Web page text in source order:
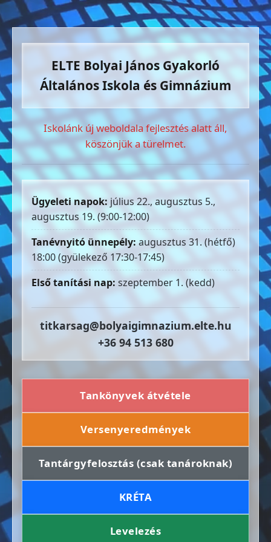
ELTE Bolyai János Gyakorló
Általános Iskola és Gimnázium
Iskolánk új weboldala fejlesztés alatt áll,
köszönjük a türelmet.
Ügyeleti napok: július 22., augusztus 5.,
augusztus 19. (9:00-12:00)
Tanévnyitó ünnepély: augusztus 31. (hétfő)
18:00 (gyülekező 17:30-17:45)
Első tanítási nap: szeptember 1. (kedd)
titkarsag@bolyaigimnazium.elte.hu
+36 94 513 680
Tankönyvek átvétele
Versenyeredmények
Tantárgyfelosztás (csak tanároknak)
KRÉTA
Levelezés